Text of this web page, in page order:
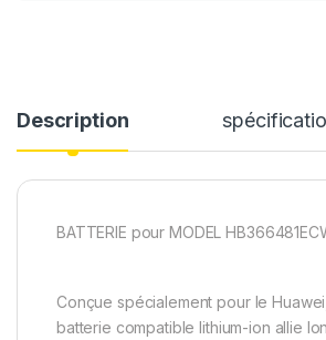
Description
BATTERIE pour MODEL
Conçue spécialement pour le
batterie compatible lithium-ion allie